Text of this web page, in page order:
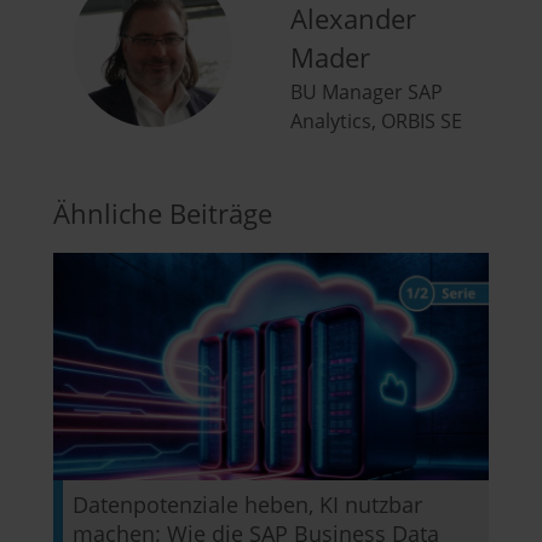
Alexander
Mader
BU Manager SAP
Analytics, ORBIS SE
Ähnliche Beiträge
Datenpotenziale heben, KI nutzbar
machen: Wie die SAP Business Data